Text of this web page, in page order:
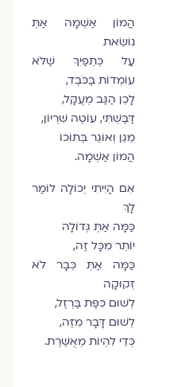
הֲמוֹן אַשְׁמָה אַתְּ
נוֹשֵׂאת
עַל כְּתֵפַיִךְ שֶׁלֹּא
עוֹמְדוֹת בַּכֹּבֶד,
לָכֵן הַגַּב מְעֻקָּל,
דַּבַּשְׁתִּי, עוֹטֶה שִׁרְיוֹן,
מֵגֵן וְאוֹגֵר בְּתוֹכוֹ
הֲמוֹן אַשְׁמָה.
אִם הָיִיתִי יְכוֹלָה לוֹמַר
לָךְ
כַּמָּה אַתְּ גְּדוֹלָה
יוֹתֵר מִכָּל זֶה,
כַּמָּה אַתְּ כְּבָר לֹא
זְקוּקָה
לְשׁוּם כִּפַּת בַּרְזֶל,
לְשׁוּם דָּבָר מִזֶּה,
כְּדֵי לִהְיוֹת מְאֻשֶּׁרֶת.